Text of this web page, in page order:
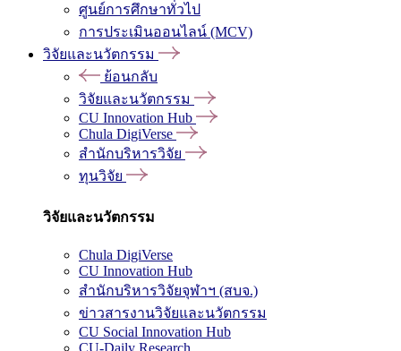
ศูนย์การศึกษาทั่วไป
การประเมินออนไลน์ (MCV)
วิจัยและนวัตกรรม
ย้อนกลับ
วิจัยและนวัตกรรม
CU Innovation Hub
Chula DigiVerse
สำนักบริหารวิจัย
ทุนวิจัย
วิจัยและนวัตกรรม
Chula DigiVerse
CU Innovation Hub
สำนักบริหารวิจัยจุฬาฯ (สบจ.)
ข่าวสารงานวิจัยและนวัตกรรม
CU Social Innovation Hub
CU-Daily Research